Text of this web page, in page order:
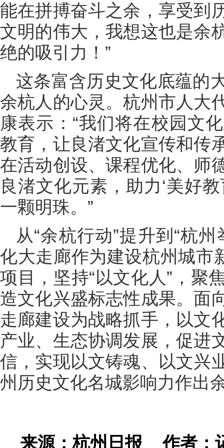
能在拼搏奋斗之余，享受到
文明的伟大，我想这也是余
绝的吸引力！”
这条富含历史文化底蕴的
余杭人的心灵。杭州市人大
康表示：“我们将在校园文
教育，让良渚文化宣传和传
在活动创设、课程优化、师
良渚文化元素，助力‘美好
一颗明珠。”
从“余杭行动”提升到“杭
化大走廊作为建设杭州城市
项目，坚持“以文化人”，聚
造文化兴盛标志性成果。面
走廊建设为战略抓手，以文
产业、生态协调发展，促进
信，实现以文铸魂、以文兴
州历史文化名城影响力作出
来源：杭州日报作者：